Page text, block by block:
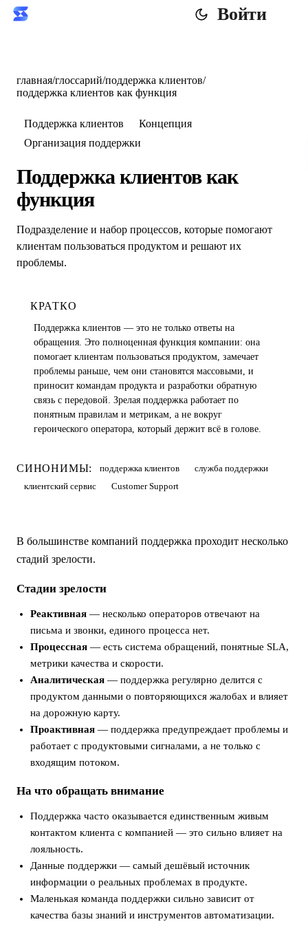
Войти
главная/глоссарий/поддержка клиентов/
поддержка клиентов как функция
Поддержка клиентов
Концепция
Организация поддержки
Поддержка клиентов как
функция
Подразделение и набор процессов, которые помогают
клиентам пользоваться продуктом и решают их
проблемы.
КРАТКО
Поддержка клиентов — это не только ответы на
обращения. Это полноценная функция компании: она
помогает клиентам пользоваться продуктом, замечает
проблемы раньше, чем они становятся массовыми, и
приносит командам продукта и разработки обратную
связь с передовой. Зрелая поддержка работает по
понятным правилам и метрикам, а не вокруг
героического оператора, который держит всё в голове.
СИНОНИМЫ: поддержка клиентов
служба поддержки
клиентский сервис
Customer Support
В большинстве компаний поддержка проходит несколько
стадий зрелости.
Стадии зрелости
Реактивная — несколько операторов отвечают на
письма и звонки, единого процесса нет.
Процессная — есть система обращений, понятные SLA,
метрики качества и скорости.
Аналитическая — поддержка регулярно делится с
продуктом данными о повторяющихся жалобах и влияет
на дорожную карту.
Проактивная — поддержка предупреждает проблемы и
работает с продуктовыми сигналами, а не только с
входящим потоком.
На что обращать внимание
Поддержка часто оказывается единственным живым
контактом клиента с компанией — это сильно влияет на
лояльность.
Данные поддержки — самый дешёвый источник
информации о реальных проблемах в продукте.
Маленькая команда поддержки сильно зависит от
качества базы знаний и инструментов автоматизации.